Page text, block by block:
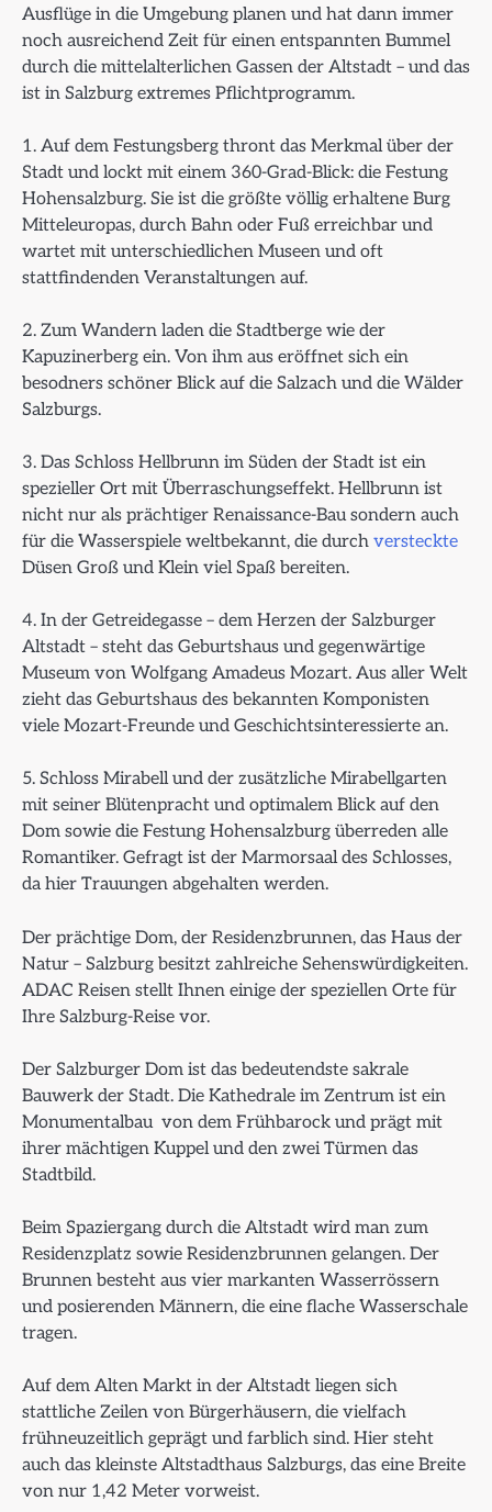
Ausflüge in die Umgebung planen und hat dann immer
noch ausreichend Zeit für einen entspannten Bummel
durch die mittelalterlichen Gassen der Altstadt – und das
ist in Salzburg extremes Pflichtprogramm.
1. Auf dem Festungsberg thront das Merkmal über der
Stadt und lockt mit einem 360-Grad-Blick: die Festung
Hohensalzburg. Sie ist die größte völlig erhaltene Burg
Mitteleuropas, durch Bahn oder Fuß erreichbar und
wartet mit unterschiedlichen Museen und oft
stattfindenden Veranstaltungen auf.
2. Zum Wandern laden die Stadtberge wie der
Kapuzinerberg ein. Von ihm aus eröffnet sich ein
besodners schöner Blick auf die Salzach und die Wälder
Salzburgs.
3. Das Schloss Hellbrunn im Süden der Stadt ist ein
spezieller Ort mit Überraschungseffekt. Hellbrunn ist
nicht nur als prächtiger Renaissance-Bau sondern auch
für die Wasserspiele weltbekannt, die durch versteckte
Düsen Groß und Klein viel Spaß bereiten.
4. In der Getreidegasse – dem Herzen der Salzburger
Altstadt – steht das Geburtshaus und gegenwärtige
Museum von Wolfgang Amadeus Mozart. Aus aller Welt
zieht das Geburtshaus des bekannten Komponisten
viele Mozart-Freunde und Geschichtsinteressierte an.
5. Schloss Mirabell und der zusätzliche Mirabellgarten
mit seiner Blütenpracht und optimalem Blick auf den
Dom sowie die Festung Hohensalzburg überreden alle
Romantiker. Gefragt ist der Marmorsaal des Schlosses,
da hier Trauungen abgehalten werden.
Der prächtige Dom, der Residenzbrunnen, das Haus der
Natur – Salzburg besitzt zahlreiche Sehenswürdigkeiten.
ADAC Reisen stellt Ihnen einige der speziellen Orte für
Ihre Salzburg-Reise vor.
Der Salzburger Dom ist das bedeutendste sakrale
Bauwerk der Stadt. Die Kathedrale im Zentrum ist ein
Monumentalbau von dem Frühbarock und prägt mit
ihrer mächtigen Kuppel und den zwei Türmen das
Stadtbild.
Beim Spaziergang durch die Altstadt wird man zum
Residenzplatz sowie Residenzbrunnen gelangen. Der
Brunnen besteht aus vier markanten Wasserrössern
und posierenden Männern, die eine flache Wasserschale
tragen.
Auf dem Alten Markt in der Altstadt liegen sich
stattliche Zeilen von Bürgerhäusern, die vielfach
frühneuzeitlich geprägt und farblich sind. Hier steht
auch das kleinste Altstadthaus Salzburgs, das eine Breite
von nur 1,42 Meter vorweist.